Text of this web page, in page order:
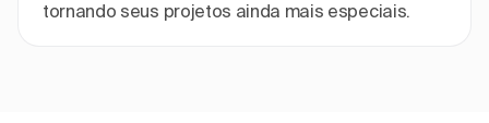
tornando seus projetos ainda mais especiais.